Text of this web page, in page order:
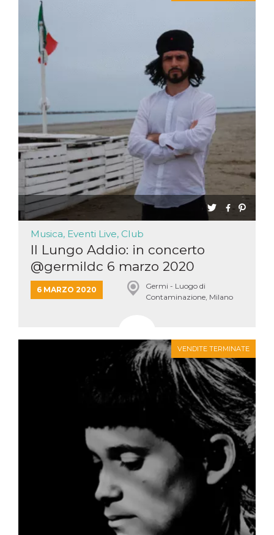
Musica, Eventi Live, Club
Il Lungo Addio: in concerto
@germildc 6 marzo 2020
6 MARZO 2020
Germi - Luogo di
Contaminazione, Milano
VENDITE TERMINATE